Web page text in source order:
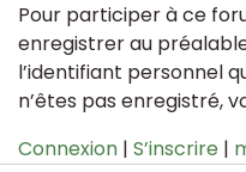
Pour participer à ce
enregistrer au
l’identifiant personnel
n’êtes pas enregistré,
Connexion | S’inscrire |